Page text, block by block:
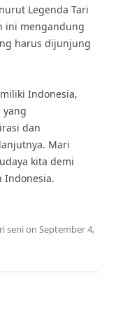
Legenda Tari
ini mengandung
harus dijunjung
Indonesia,
yang
dan
Mari
kita demi
Indonesia.
senion September 4,